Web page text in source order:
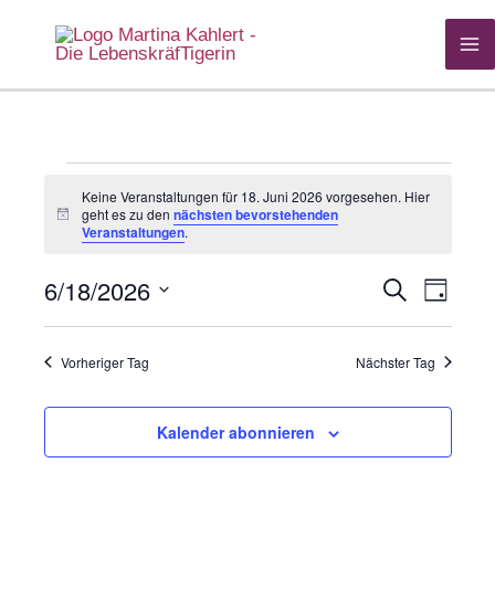
springen
für
Juni
Hinweis
Keine Veranstaltungen für 18. Juni 2026 vorgesehen. Hier
geht es zu dennächsten bevorstehenden
Veranstaltungen.
Suche
und
Suche
Tag
6/18/2026
Datum
wählen.
Vorheriger Tag Nächster Tag
Kalender abonnieren